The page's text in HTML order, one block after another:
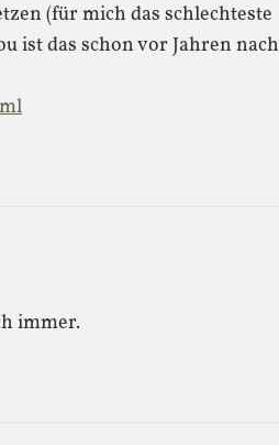
(für mich das schlechteste
ist das schon vor Jahren nach
immer.